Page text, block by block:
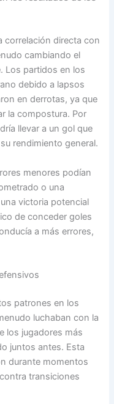
correlación directa con
cambiando el
Los partidos en los
debido a lapsos
en derrotas, ya que
la compostura. Por
llevar a un gol que
rendimiento general.
menores podían
o una
victoria potencial
de conceder goles
a más errores,
patrones en los
luchaban con la
los jugadores más
juntos antes. Esta
durante momentos
transiciones